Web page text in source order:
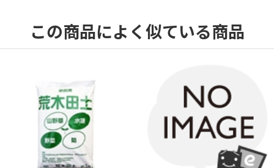
この商品によく似ている商品